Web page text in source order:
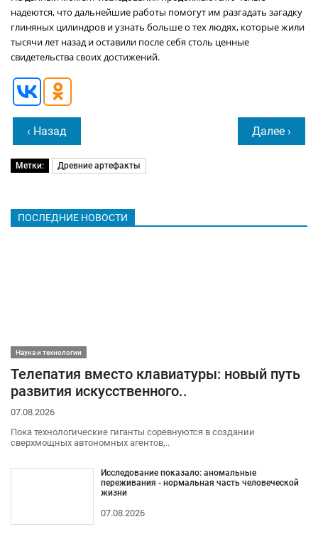
надеются, что дальнейшие работы помогут им разгадать загадку
глиняных цилиндров и узнать больше о тех людях, которые жили
тысячи лет назад и оставили после себя столь ценные
свидетельства своих достижений.
‹ Назад Далее ›
Метки: Древние артефакты
ПОСЛЕДНИЕ НОВОСТИ
Наука и технологии
Телепатия вместо клавиатуры: новый путь
развития искусственного..
07.08.2026
Пока технологические гиганты соревнуются в создании
сверхмощных автономных агентов,..
Исследование показало: аномальные
переживания - нормальная часть человеческой
жизни
07.08.2026